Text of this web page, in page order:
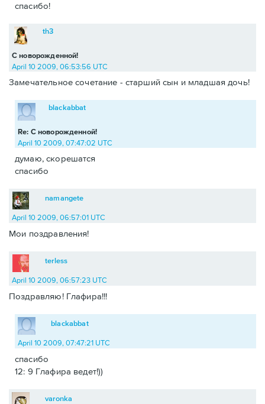
спасибо!
С новорожденной!
th3
April 10 2009, 06:53:56 UTC
Замечательное сочетание - старший сын и младшая дочь!
Re: С новорожденной!
blackabbat
April 10 2009, 07:47:02 UTC
думаю, скорешатся
спасибо
namangete
April 10 2009, 06:57:01 UTC
Мои поздравления!
terless
April 10 2009, 06:57:23 UTC
Поздравляю! Глафира!!!
blackabbat
April 10 2009, 07:47:21 UTC
спасибо
12: 9 Глафира ведет!))
varonka